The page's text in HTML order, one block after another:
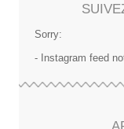
Sorry:
- Instagram feed